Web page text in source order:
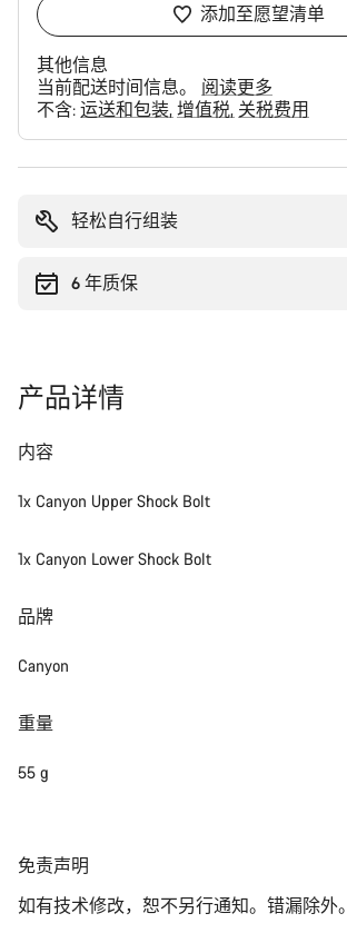
添加至愿望清单
其他信息
当前配送时间信息。 阅读更多
不含: 运送和包装 增值税 关税费用
轻松自行组装
6 年质保
产品详情
内容
1x Canyon Upper Shock Bolt
1x Canyon Lower Shock Bolt
品牌
Canyon
重量
55 g
免
声
免责声明
如有技术修改，恕不另行通知。错漏除外。
您需要帮助吗？